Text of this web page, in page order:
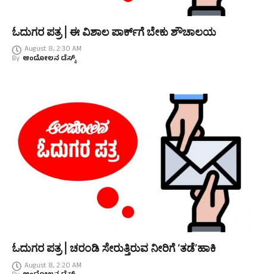
ಓದುಗರ ಪತ್ರ | ಈ ವಿಶಾಲ ಪಾರ್ಕ್‌ಗೆ ಬೇಕು ಶೌಚಾಲಯ
August 8, 2:30 AM
By ಆಂದೋಲನ ಡೆಸ್ಕ್
ಓದುಗರ ಪತ್ರ | ಚರಂಡಿ ಸೇರುತ್ತಿರುವ ನೀರಿಗೆ ‘ತಡೆ’ಹಾಕಿ
August 8, 2:20 AM